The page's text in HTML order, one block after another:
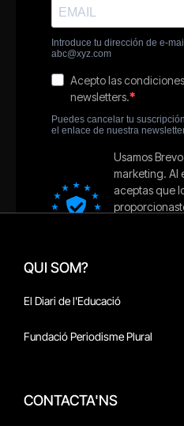
QUI SOM?
El Diari de l'Educació
Fundació Periodisme Plural
CONTACTA'NS